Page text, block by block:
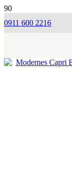
0911 600 2216